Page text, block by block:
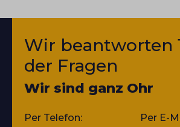
Wir beantworten
der Fragen
Wir sind ganz Ohr
Per Telefon:
Per E-